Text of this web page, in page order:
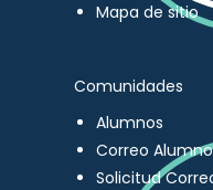
Mapa de sitio
Comunidades
Alumnos
Correo
Solicitud